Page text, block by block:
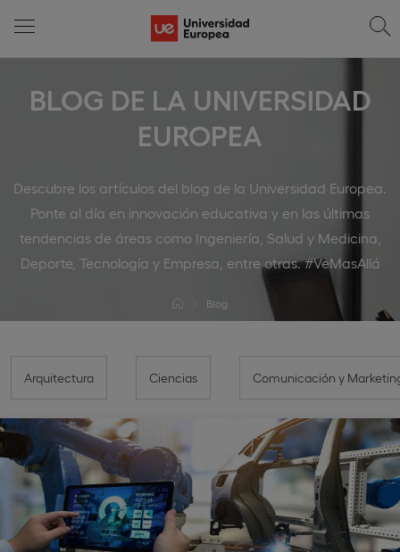
BLOG DE LA UNIVERSIDAD
EUROPEA
Descubre los artículos del blog de la Universidad Europea.
Ponte al día en innovación educativa y en las últimas
tendencias de áreas como Ingeniería, Salud y Medicina,
Deporte, Tecnología y Empresa, entre otras. #VeMasAllá
Blog
Arquitectura Ciencias Comunicación y